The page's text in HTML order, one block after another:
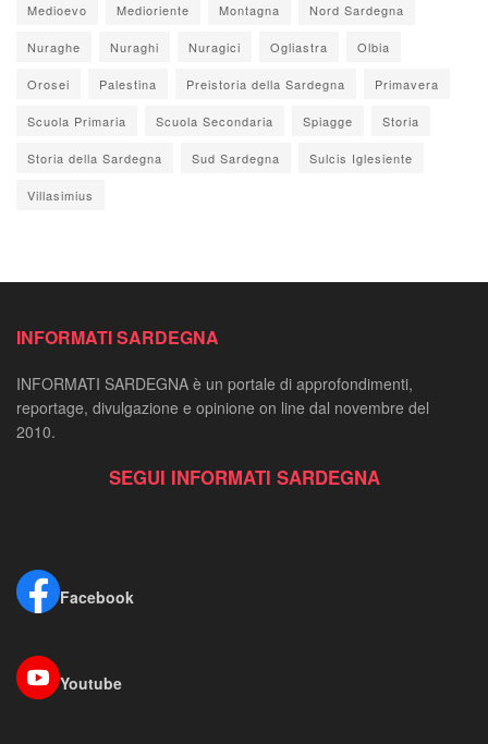
Medioevo Medioriente Montagna Nord Sardegna
Nuraghe Nuraghi Nuragici Ogliastra Olbia
Orosei Palestina Preistoria della Sardegna Primavera
Scuola Primaria Scuola Secondaria Spiagge Storia
Storia della Sardegna Sud Sardegna Sulcis Iglesiente
Villasimius
INFORMATI SARDEGNA
INFORMATI SARDEGNA è un portale di approfondimenti,
reportage, divulgazione e opinione on line dal novembre del
2010.
SEGUI INFORMATI SARDEGNA
Facebook
Youtube